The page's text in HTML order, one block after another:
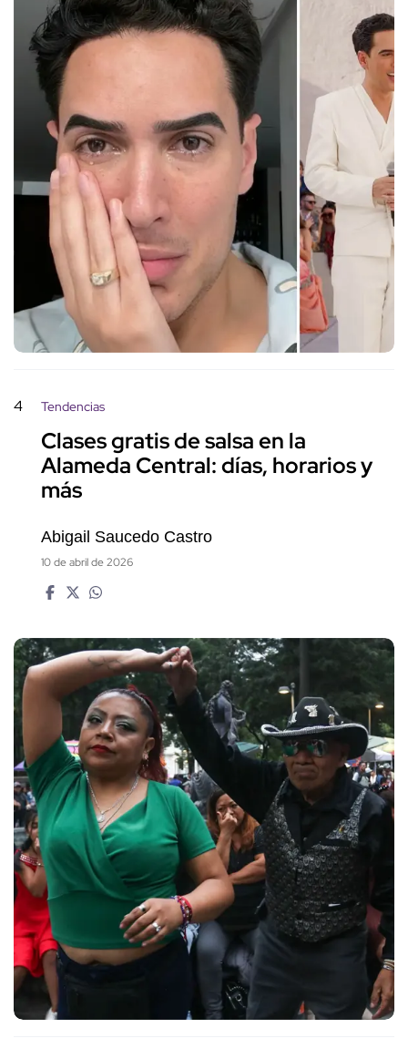
4 Tendencias
Clases gratis de salsa en la
Alameda Central: días, horarios y
más
Abigail Saucedo Castro
10 de abril de 2026